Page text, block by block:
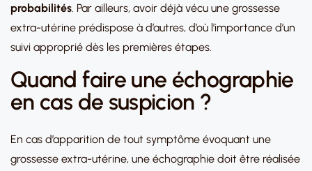
probabilités. Par ailleurs, avoir déjà vécu une grossesse
extra-utérine prédispose à d’autres, d’où l’importance d’un
suivi approprié dès les premières étapes.
Quand faire une échographie
en cas de suspicion ?
En cas d’apparition de tout symptôme évoquant une
grossesse extra-utérine, une échographie doit être réalisée